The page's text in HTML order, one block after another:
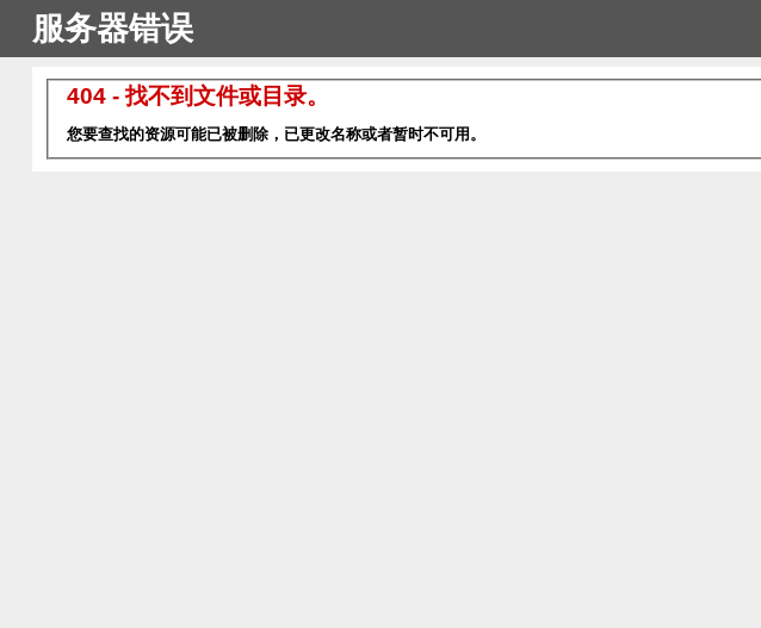
服务器错误
404 - 找不到文件或目录。
您要查找的资源可能已被删除，已更改名称或者暂时不可用。